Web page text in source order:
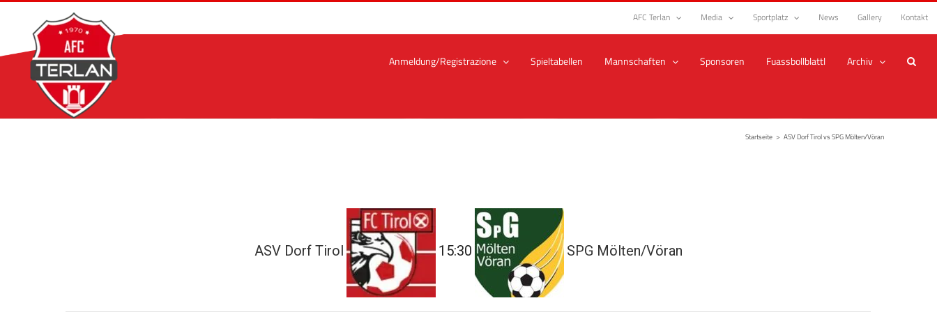
Zum
springen
AFC Terlan Media Sportplatz News Gallery Kontakt
Anmeldung/Registrazione Spieltabellen Mannschaften Sponsoren Fuassbollblattl Archiv
Startseite > ASV Dorf Tirol vs SPG Mölten/Vöran
ASV Dorf Tirol 15:30 SPG Mölten/Vöran